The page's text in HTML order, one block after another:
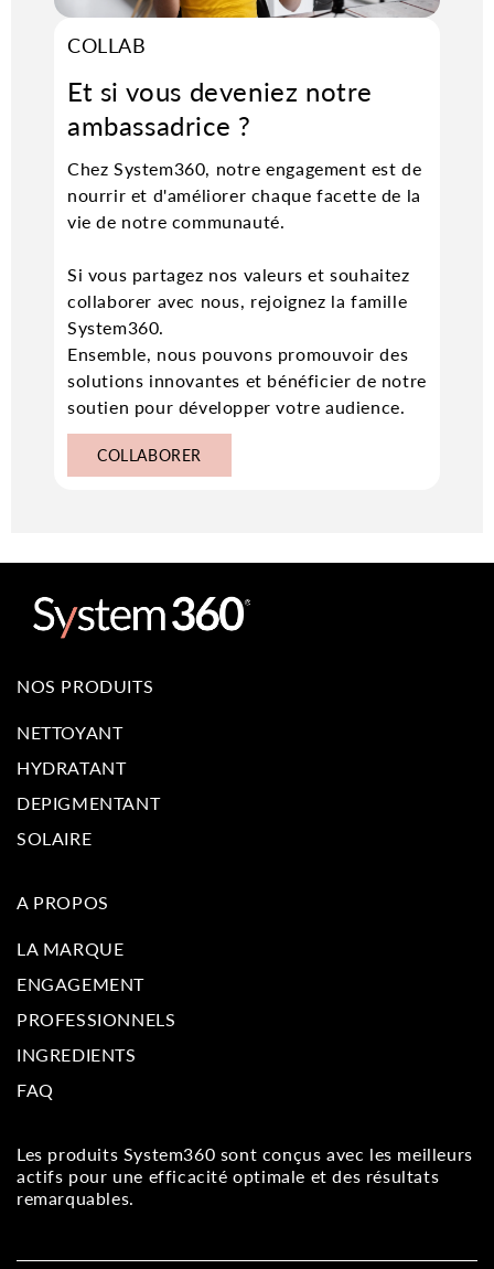
COLLAB
Et si vous deveniez notre
ambassadrice ?
Chez System360, notre engagement est de
nourrir et d'améliorer chaque facette de la
vie de notre communauté.
Si vous partagez nos valeurs et souhaitez
collaborer avec nous, rejoignez la famille
System360.
Ensemble, nous pouvons promouvoir des
solutions innovantes et bénéficier de notre
soutien pour développer votre audience.
COLLABORER
NOS PRODUITS
NETTOYANT
HYDRATANT
DEPIGMENTANT
SOLAIRE
A PROPOS
LA MARQUE
ENGAGEMENT
PROFESSIONNELS
INGREDIENTS
FAQ
Les produits System360 sont conçus avec les meilleurs
actifs pour une efficacité optimale et des résultats
remarquables.